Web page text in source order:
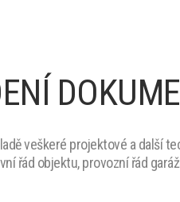
veškeré projektové a další
řád objektu, provozní řád